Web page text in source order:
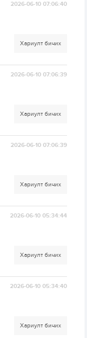
2026-06-10 07:06:40
Хариулт бичих
2026-06-10 07:06:39
Хариулт бичих
2026-06-10 07:06:39
Хариулт бичих
2026-06-10 05:34:44
Хариулт бичих
2026-06-10 05:34:40
Хариулт бичих